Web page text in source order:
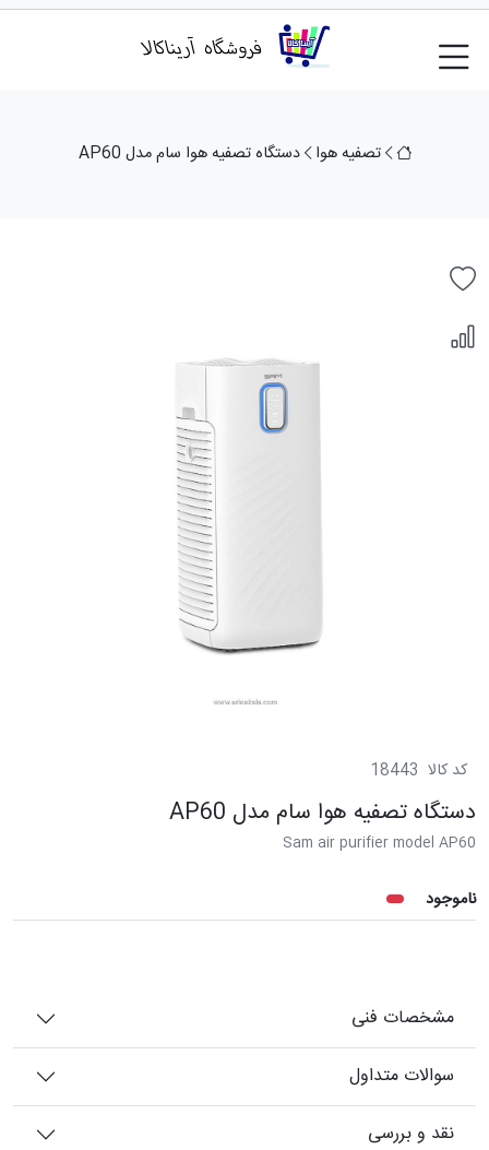
تصفیه هوا دستگاه تصفیه هوا سام مدل AP60
کد کالا 18443
دستگاه تصفیه هوا سام مدل AP60
Sam air purifier model AP60
ناموجود
مشخصات فنی
سوالات متداول
نقد و بررسی